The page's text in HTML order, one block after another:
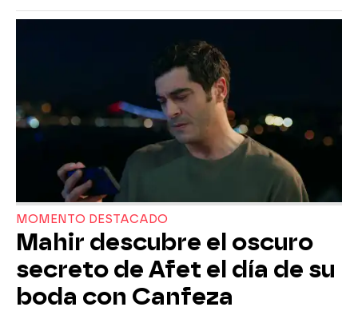
MOMENTO DESTACADO
Mahir descubre el oscuro
secreto de Afet el día de su
boda con Canfeza